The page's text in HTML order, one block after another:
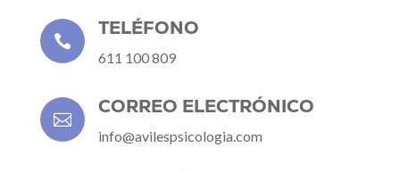

TELÉFONO
611 100 809

CORREO ELECTRÓNICO
info@avilespsicologia.com